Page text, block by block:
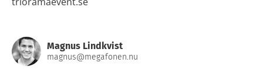
Magnus Lindkvist
magnus@megafonen.nu